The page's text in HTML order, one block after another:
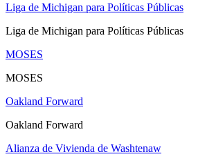
Liga de Michigan para Políticas Públicas
Liga de Michigan para Políticas Públicas
MOSES
MOSES
Oakland Forward
Oakland Forward
Alianza de Vivienda de Washtenaw